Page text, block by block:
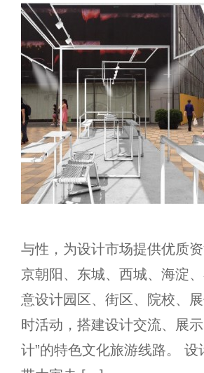
与性，为设计市场提供优质
京朝阳、东城、西城、海淀
意设计园区、街区、院校、
时活动，搭建设计交流、展
计”的特色文化旅游线路。